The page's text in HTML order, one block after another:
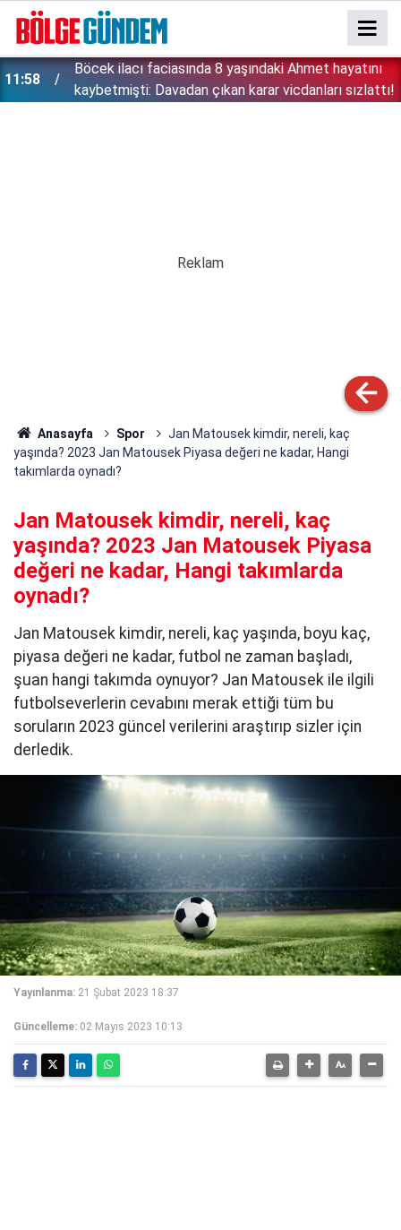
11:58
Böcek ilacı faciasında 8 yaşındaki Ahmet hayatını
kaybetmişti: Davadan çıkan karar vicdanları sızlattı!
Anasayfa Spor
Jan Matousek kimdir, nereli, kaç
yaşında? 2023 Jan Matousek Piyasa değeri ne kadar, Hangi
takımlarda oynadı?
Jan Matousek kimdir, nereli, kaç
yaşında? 2023 Jan Matousek Piyasa
değeri ne kadar, Hangi takımlarda
oynadı?
Jan Matousek kimdir, nereli, kaç yaşında, boyu kaç,
piyasa değeri ne kadar, futbol ne zaman başladı,
şuan hangi takımda oynuyor? Jan Matousek ile ilgili
futbolseverlerin cevabını merak ettiği tüm bu
soruların 2023 güncel verilerini araştırıp sizler için
derledik.
Yayınlanma: 21 Şubat 2023 18:37
Güncelleme: 02 Mayıs 2023 10:13